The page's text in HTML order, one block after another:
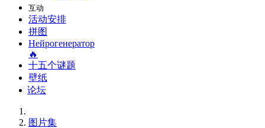
互动
活动安排
拼图
Нейрогенератор
🔥
十五个谜题
壁纸
论坛
图片集